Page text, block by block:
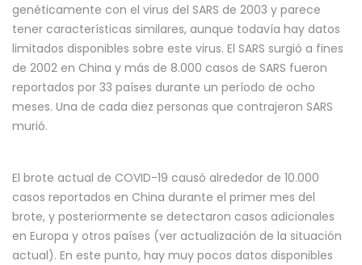
genéticamente con el virus del SARS de 2003 y parece
tener características similares, aunque todavía hay datos
limitados disponibles sobre este virus. El SARS surgió a fines
de 2002 en China y más de 8.000 casos de SARS fueron
reportados por 33 países durante un período de ocho
meses. Una de cada diez personas que contrajeron SARS
murió.
El brote actual de COVID-19 causó alrededor de 10.000
casos reportados en China durante el primer mes del
brote, y posteriormente se detectaron casos adicionales
en Europa y otros países (ver actualización de la situación
actual). En este punto, hay muy pocos datos disponibles